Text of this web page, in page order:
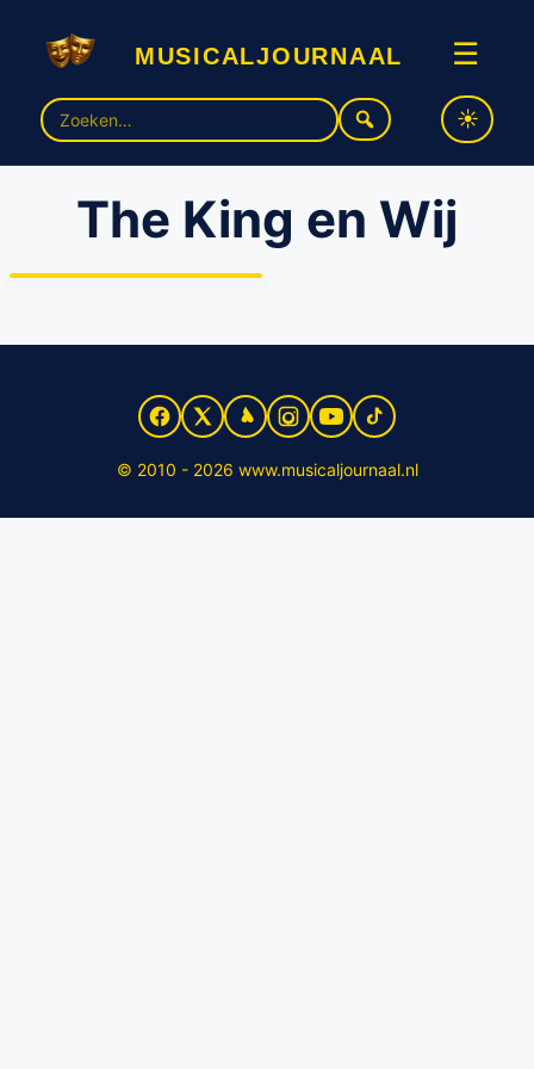
musicaljournaal ☰
Zoek
naar:
The King en Wij
René van Kooten en Charly
Luske zingen Elvis in Carré
bij Jan Rot’s “The King en
© 2010 - 2026 www.musicaljournaal.nl